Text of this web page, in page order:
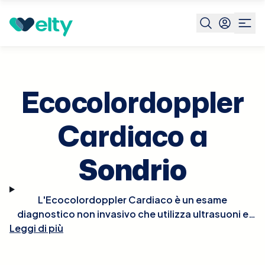
Prenota visita Sondrio
Ecocolordoppler
Cardiaco a
Sondrio
L'Ecocolordoppler Cardiaco è un esame
diagnostico non invasivo che utilizza ultrasuoni e
tecnologia Doppler per visualizzare in tempo reale le
Leggi di più